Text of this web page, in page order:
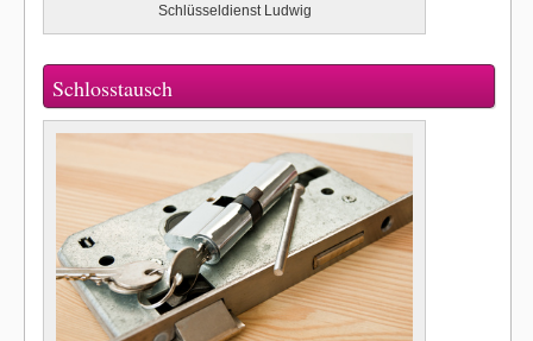
Schlüsseldienst Ludwig
Schlosstausch